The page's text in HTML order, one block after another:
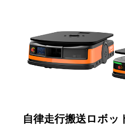
自律走行搬送ロボッ